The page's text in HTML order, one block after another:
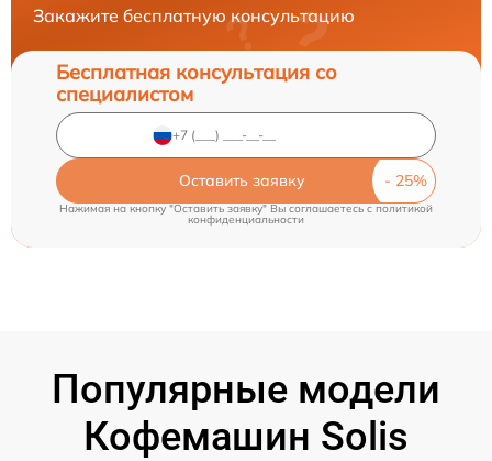
Закажите бесплатную консультацию
Бесплатная консультация со
специалистом
Оставить заявку
Нажимая на кнопку "Оставить заявку" Вы соглашаетесь cполитикой
конфиденциальности
Популярные модели
Кофемашин Solis